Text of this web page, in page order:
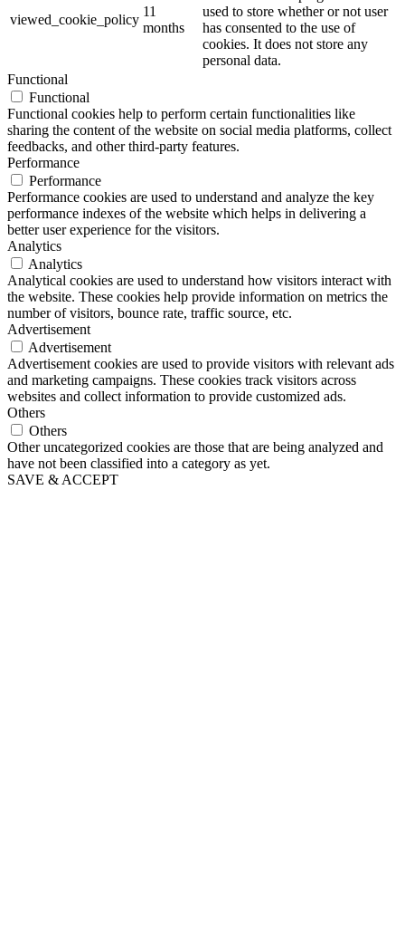
viewed_cookie_policy
11
months
used to store whether or not user
has consented to the use of
cookies. It does not store any
personal data.
Functional
Functional
Functional cookies help to perform certain functionalities like
sharing the content of the website on social media platforms, collect
feedbacks, and other third-party features.
Performance
Performance
Performance cookies are used to understand and analyze the key
performance indexes of the website which helps in delivering a
better user experience for the visitors.
Analytics
Analytics
Analytical cookies are used to understand how visitors interact with
the website. These cookies help provide information on metrics the
number of visitors, bounce rate, traffic source, etc.
Advertisement
Advertisement
Advertisement cookies are used to provide visitors with relevant ads
and marketing campaigns. These cookies track visitors across
websites and collect information to provide customized ads.
Others
Others
Other uncategorized cookies are those that are being analyzed and
have not been classified into a category as yet.
SAVE & ACCEPT